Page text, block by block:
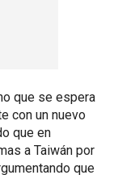
que se espera
con un nuevo
que en
a Taiwán por
que